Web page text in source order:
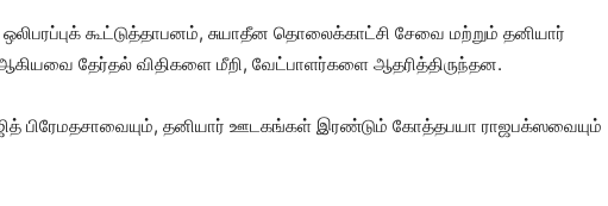
கூட்டுத்தாபனம், சுயாதீன தொலைக்காட்சி சேவை மற்றும் தனியார்
தேர்தல் விதிகளை மீறி, வேட்பாளர்களை ஆதரித்திருந்தன.
பிரேமதசாவையும், தனியார் ஊடகங்கள் இரண்டும் கோத்தபயா ராஜபக்ஸவையும்